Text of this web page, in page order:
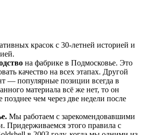
красок с 30-летней историей и
на фабрике в Подмосковье. Это
качество на всех этапах. Другой
— популярные позиции всегда в
материала всё же нет, то он
позднее чем через две недели после
Мы работаем с зарекомендовавшими
Придерживаемся этого правила с